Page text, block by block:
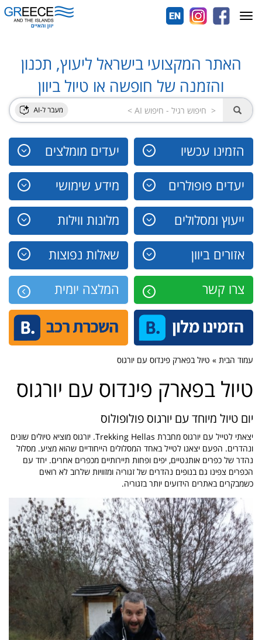
האתר המקצועי בישראל ליעוץ, תכנון
והזמנה של חופשה או טיול ביוון
הזמינו עכשיו יעדים מומלצים
יעדים פופולרים מידע שימושי
ייעוץ ומסלולים מלונות ווילות
אזורים ביוון שאלות נפוצות
צרו קשר המלצה יומית
Toggle
navigation
עמוד הבית » טיול בפארק פינדוס עם יורגוס
טיול בפארק פינדוס עם יורגוס
יום טיול מיוחד עם יורגוס פולופולוס
יצאתי לטייל עם יורגוס מחברת Trekking Hellas. יורגוס מוציא טיולים שונים
ונהדרים. הפעם יצאנו לטייל באחד המסלולים הייחודיים שהוא מציע. מסלול
נהדר של כפרים אותנטיים, יפים ופחות תיירותיים מכפרים אחרים. יחד עם
הכפרים צפינו גם בנופים נהדרים של זגוריה ומזוויות שלרוב לא רואים
כשמבקרים באתרים הידועים יותר בזגוריה.